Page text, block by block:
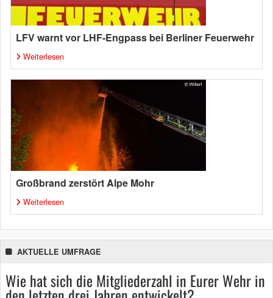
LFV warnt vor LHF-Engpass bei Berliner Feuerwehr
Weiterlesen
Großbrand zerstört Alpe Mohr
Weiterlesen
AKTUELLE UMFRAGE
Wie hat sich die Mitgliederzahl in Eurer Wehr in